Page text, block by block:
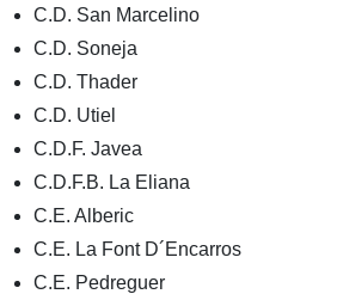
C.D. San Marcelino
C.D. Soneja
C.D. Thader
C.D. Utiel
C.D.F. Javea
C.D.F.B. La Eliana
C.E. Alberic
C.E. La Font D´Encarros
C.E. Pedreguer